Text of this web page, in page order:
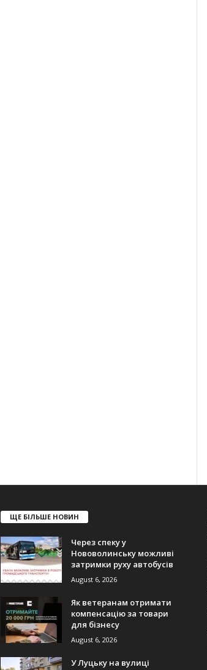
ЩЕ БІЛЬШЕ НОВИН
Через спеку у
Нововолинську можливі
затримки руху автобусів
August 6, 2026
Як ветеранам отримати
компенсацію за товари
для бізнесу
August 6, 2026
У Луцьку на вулиці